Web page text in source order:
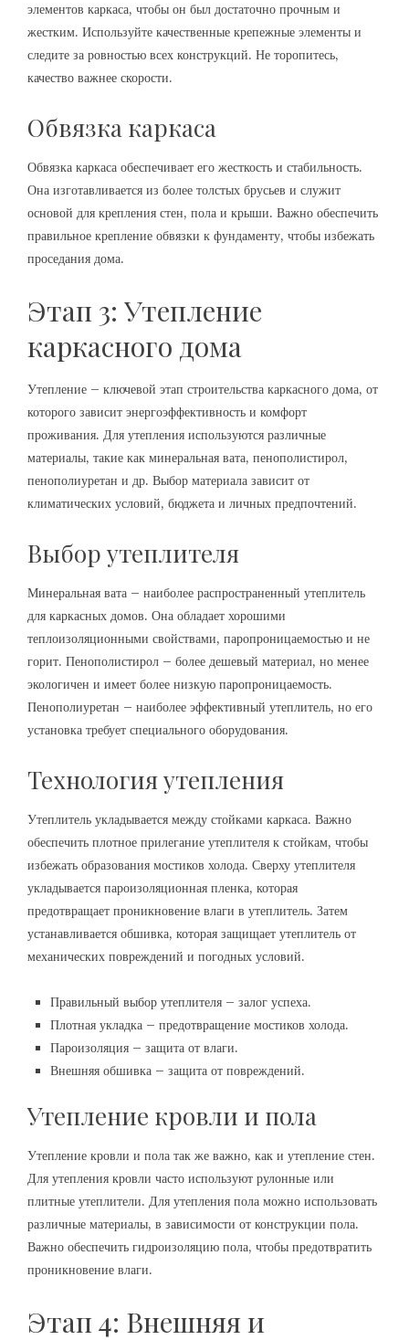
элементов каркаса, чтобы он был достаточно прочным и
жестким. Используйте качественные крепежные элементы и
следите за ровностью всех конструкций. Не торопитесь,
качество важнее скорости.
Обвязка каркаса
Обвязка каркаса обеспечивает его жесткость и стабильность.
Она изготавливается из более толстых брусьев и служит
основой для крепления стен, пола и крыши. Важно обеспечить
правильное крепление обвязки к фундаменту, чтобы избежать
проседания дома.
Этап 3: Утепление
каркасного дома
Утепление – ключевой этап строительства каркасного дома, от
которого зависит энергоэффективность и комфорт
проживания. Для утепления используются различные
материалы, такие как минеральная вата, пенополистирол,
пенополиуретан и др. Выбор материала зависит от
климатических условий, бюджета и личных предпочтений.
Выбор утеплителя
Минеральная вата – наиболее распространенный утеплитель
для каркасных домов. Она обладает хорошими
теплоизоляционными свойствами, паропроницаемостью и не
горит. Пенополистирол – более дешевый материал, но менее
экологичен и имеет более низкую паропроницаемость.
Пенополиуретан – наиболее эффективный утеплитель, но его
установка требует специального оборудования.
Технология утепления
Утеплитель укладывается между стойками каркаса. Важно
обеспечить плотное прилегание утеплителя к стойкам, чтобы
избежать образования мостиков холода. Сверху утеплителя
укладывается пароизоляционная пленка, которая
предотвращает проникновение влаги в утеплитель. Затем
устанавливается обшивка, которая защищает утеплитель от
механических повреждений и погодных условий.
Правильный выбор утеплителя – залог успеха.
Плотная укладка – предотвращение мостиков холода.
Пароизоляция – защита от влаги.
Внешняя обшивка – защита от повреждений.
Утепление кровли и пола
Утепление кровли и пола так же важно, как и утепление стен.
Для утепления кровли часто используют рулонные или
плитные утеплители. Для утепления пола можно использовать
различные материалы, в зависимости от конструкции пола.
Важно обеспечить гидроизоляцию пола, чтобы предотвратить
проникновение влаги.
Этап 4: Внешняя и